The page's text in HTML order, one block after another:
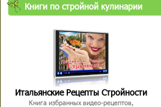
Книги по стройной кулинарии
Итальянские Рецепты Стройности
Книга избранных видео-рецептов,